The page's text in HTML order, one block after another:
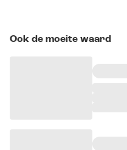
Ook de moeite waard